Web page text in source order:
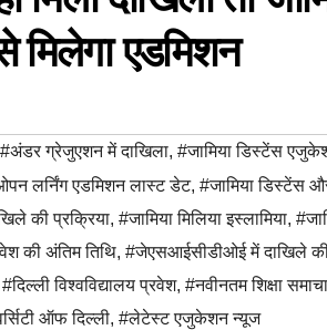
मिलेगा एडमिशन
#अंडर ग्रेजुएशन में दाखिला, #जामिया डिस्टेंस
लर्निंग एडमिशन लास्ट डेट, #जामिया डिस्टेंस
की प्रक्रिया, #जामिया मिलिया इस्लामिया,
की अंतिम तिथि, #जेएसआईसीडीओई में दाखिले की
#दिल्ली विश्वविद्यालय प्रवेश, #नवीनतम शिक्षा
ऑफ दिल्ली, #लेटेस्ट एजुकेशन न्यूज